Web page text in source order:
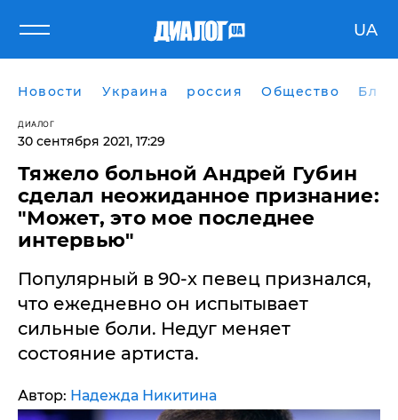
UA
Новости Украина россия Общество
ДИАЛОГ
30 сентября 2021, 17:29
Тяжело больной Андрей Губин
сделал неожиданное признание:
"Может, это мое последнее
интервью"
Популярный в 90-х певец признался,
что ежедневно он испытывает
сильные боли. Недуг меняет
состояние артиста.
Автор: Надежда Никитина